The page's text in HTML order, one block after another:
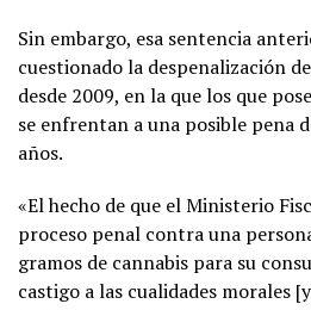
Sin embargo, esa sentencia
cuestionado la despenalización
desde 2009, en la que los que
se enfrentan a una posible pena
años.
«El hecho de que el Ministerio
proceso penal contra una
gramos de cannabis para su
castigo a las cualidades morales